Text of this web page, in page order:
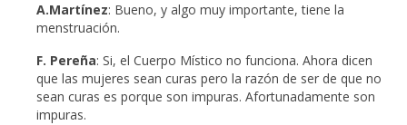
A.Martínez: Bueno, y algo muy importante, tiene la
menstruación.
F. Pereña: Si, el Cuerpo Místico no funciona. Ahora dicen
que las mujeres sean curas pero la razón de ser de que no
sean curas es porque son impuras. Afortunadamente son
impuras.